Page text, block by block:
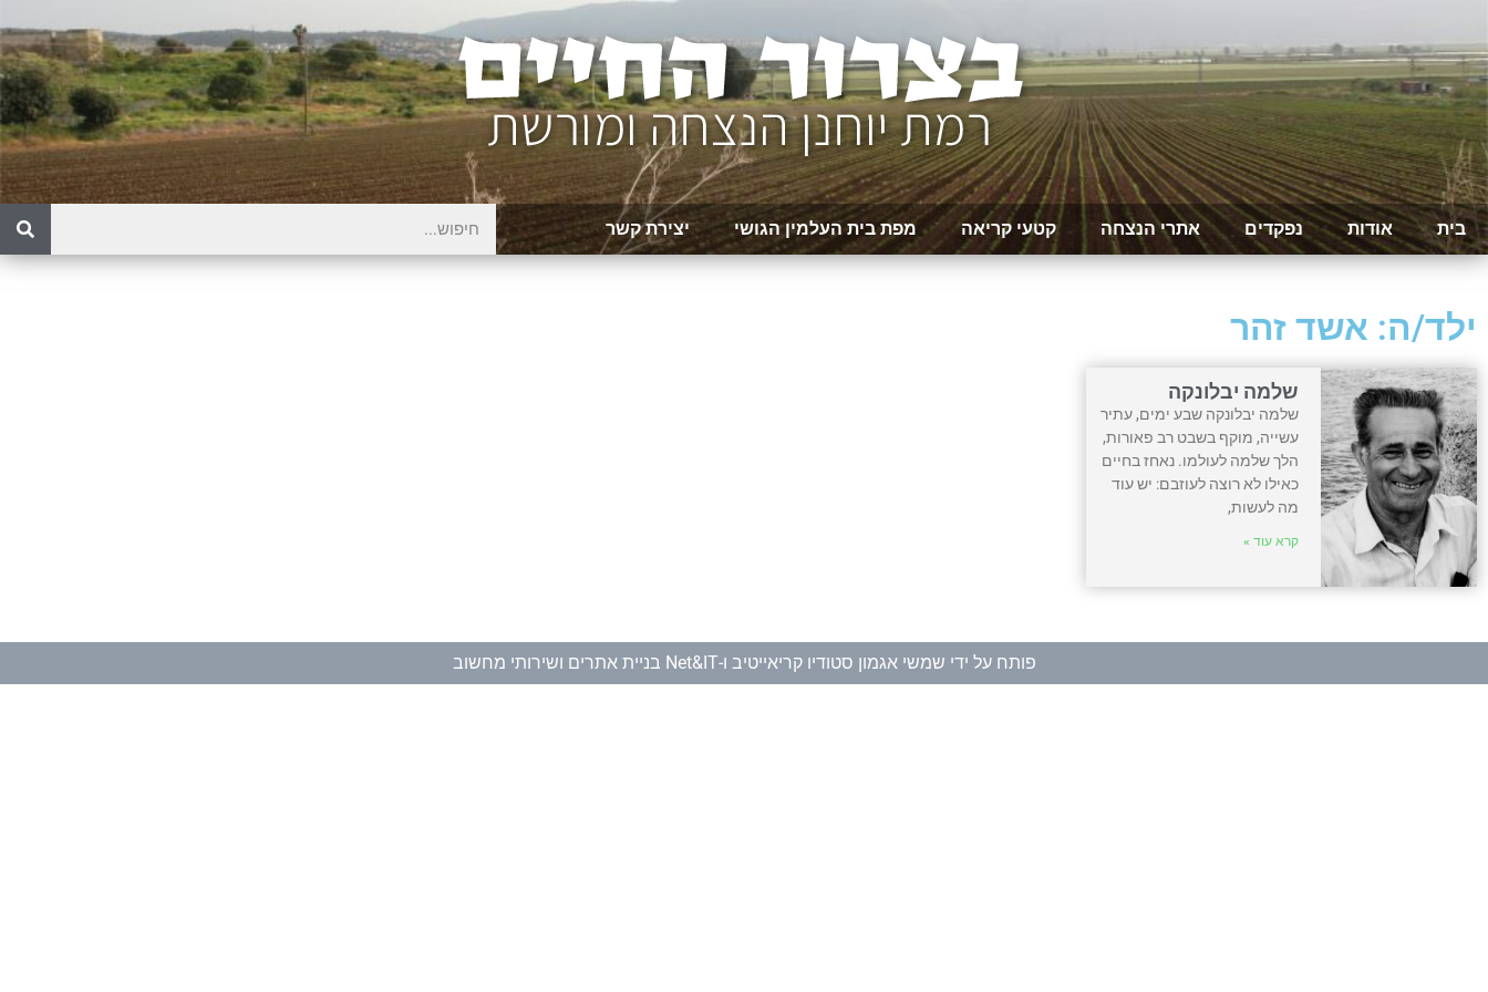
בית אודות נפקדים אתרי הנצחה קטעי קריאה מפת בית העלמין הגושי יצירת קשר
ילד/ה: אשד זהר
שלמה יבלונקה
שלמה יבלונקה שבע ימים, עתיר
עשייה, מוקף בשבט רב פאורות,
הלך שלמה לעולמו. נאחז בחיים
כאילו לא רוצה לעוזבם: יש עוד
מה לעשות,
קרא עוד »
פותח על ידי שמשי אגמון סטודיו קריאייטיב ו-Net&IT בניית אתרים ושירותי מחשוב